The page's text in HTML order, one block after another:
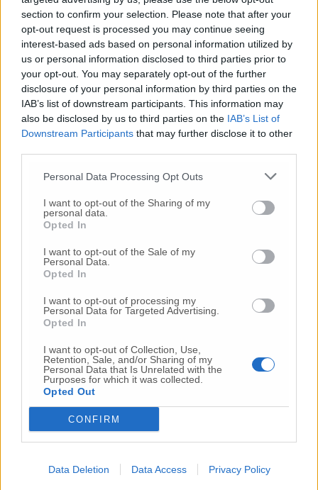
section to confirm your selection. Please note that after your
opt-out request is processed you may continue seeing
interest-based ads based on personal information utilized by
us or personal information disclosed to third parties prior to
your opt-out. You may separately opt-out of the further
disclosure of your personal information by third parties on the
IAB’s list of downstream participants. This information may
also be disclosed by us to third parties on the IAB’s List of
Downstream Participants that may further disclose it to other
Personal Data Processing Opt Outs
I want to opt-out of the Sharing of my
personal data.
Opted In
I want to opt-out of the Sale of my
Personal Data.
Opted In
I want to opt-out of processing my
Personal Data for Targeted Advertising.
Opted In
I want to opt-out of Collection, Use,
Retention, Sale, and/or Sharing of my
Personal Data that Is Unrelated with the
Purposes for which it was collected.
Opted Out
CONFIRM
Data Deletion Data Access Privacy Policy
L’incontro con i sindaci dei territori alluvionati nell’aula
consiliare di Senigallia